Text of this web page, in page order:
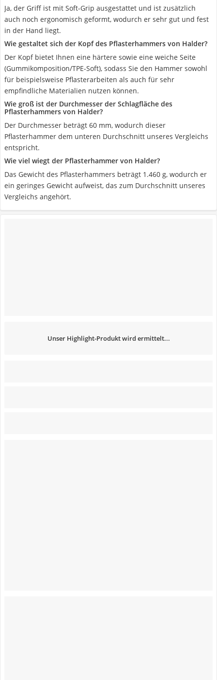
Ja, der Griff ist mit Soft-Grip ausgestattet und ist zusätzlich
auch noch ergonomisch geformt, wodurch er sehr gut und fest
in der Hand liegt.
Wie gestaltet sich der Kopf des Pflasterhammers von Halder?
Der Kopf bietet Ihnen eine härtere sowie eine weiche Seite
(Gummikomposition/TPE-Soft), sodass Sie den Hammer sowohl
für beispielsweise Pflasterarbeiten als auch für sehr
empfindliche Materialien nutzen können.
Wie groß ist der Durchmesser der Schlagfläche des
Pflasterhammers von Halder?
Der Durchmesser beträgt 60 mm, wodurch dieser
Pflasterhammer dem unteren Durchschnitt unseres Vergleichs
entspricht.
Wie viel wiegt der Pflasterhammer von Halder?
Das Gewicht des Pflasterhammers beträgt 1.460 g, wodurch er
ein geringes Gewicht aufweist, das zum Durchschnitt unseres
Vergleichs angehört.
Unser Highlight-Produkt wird ermittelt...